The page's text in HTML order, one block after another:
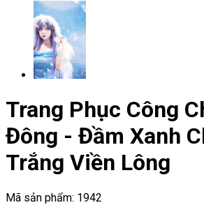
Trang Phục Công
Đông - Đầm Xanh
Trắng Viền Lông
Mã sản phẩm: 1942